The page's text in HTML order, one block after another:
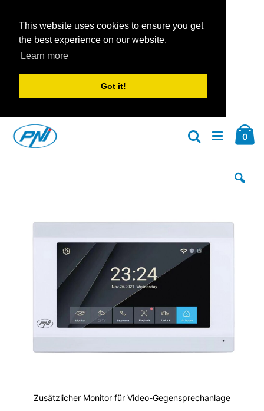
This website uses cookies to ensure you get
the best experience on our website.
Learn more
Got it!
Inhalt
springen
0
Suche
Zusätzlicher Monitor für Video-Gegensprechanlage